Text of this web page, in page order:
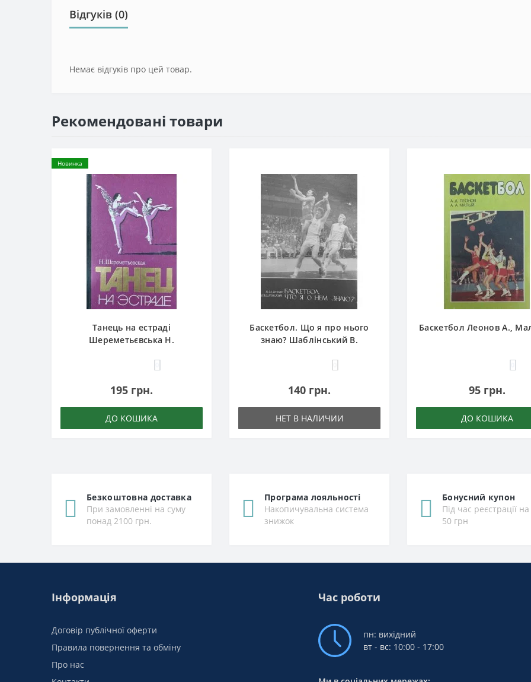
Відгуків (0)
Немає відгуків про цей товар.
Рекомендовані товари
Новинка
Танець на естраді
Шереметьєвська Н.
195 грн.
ДО КОШИКА
Баскетбол. Що я про нього
знаю? Шаблінський В.
140 грн.
НЕТ В НАЛИЧИИ
Баскетбол Леонов А.,
95 грн.
ДО КОШИКА
Безкоштовна доставка
При замовленні на суму
понад 2100 грн.
Програма лояльності
Накопичувальна система
знижок
Бонусний купон
Під час реєстрації
50 грн
Інформація
Договір публічної оферти
Правила повернення та обміну
Про нас
Час роботи
пн: вихідний
вт - вс: 10:00 - 17:00